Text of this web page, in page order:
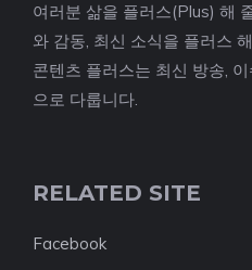
여러분 삶을 플러스(Plus) 해
와 감동, 최신 소식을 플러스
콘텐츠 플러스는 최신 방송,
으로 다룹니다.
RELATED SITE
Facebook